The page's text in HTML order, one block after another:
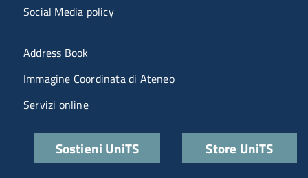
Social Media policy
Menu portale
Address Book
Immagine Coordinata di Ateneo
Servizi online
Quick linksSostieni UniTS Store UniTS